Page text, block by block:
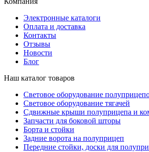
Электронные каталоги
Оплата и доставка
Контакты
Отзывы
Новости
Блог
Наш каталог товаров
Световое оборудование
Световое оборудование тягачей
Сдвижные крыши полуприцепа и
Запчасти для боковой шторы
Борта и стойки
Задние ворота на полуприцеп
Передние стойки, доски для